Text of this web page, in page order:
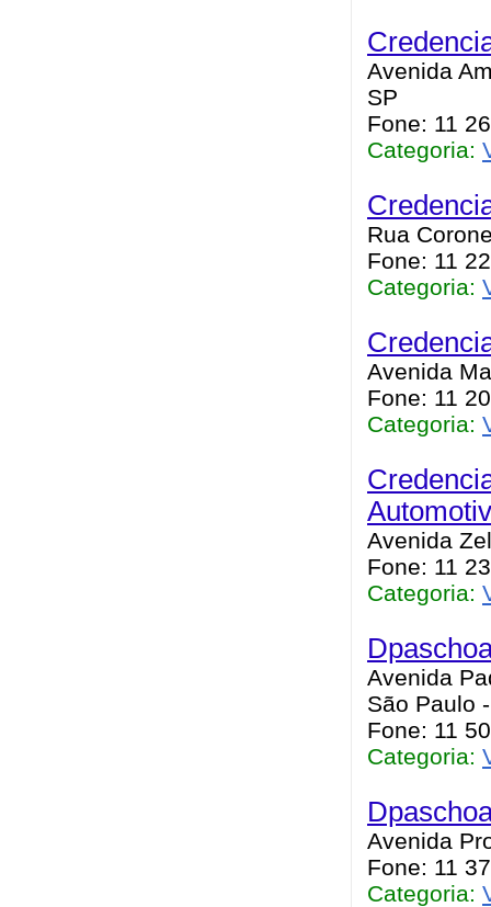
Avenida
SP
Fone: 11
Categoria:
Rua
Fone: 11
Categoria:
Avenida
Fone: 11
Categoria:
Avenida
Fone: 11
Categoria:
Avenida
São Paulo
Fone: 11
Categoria:
Avenida
Fone: 11
Categoria: